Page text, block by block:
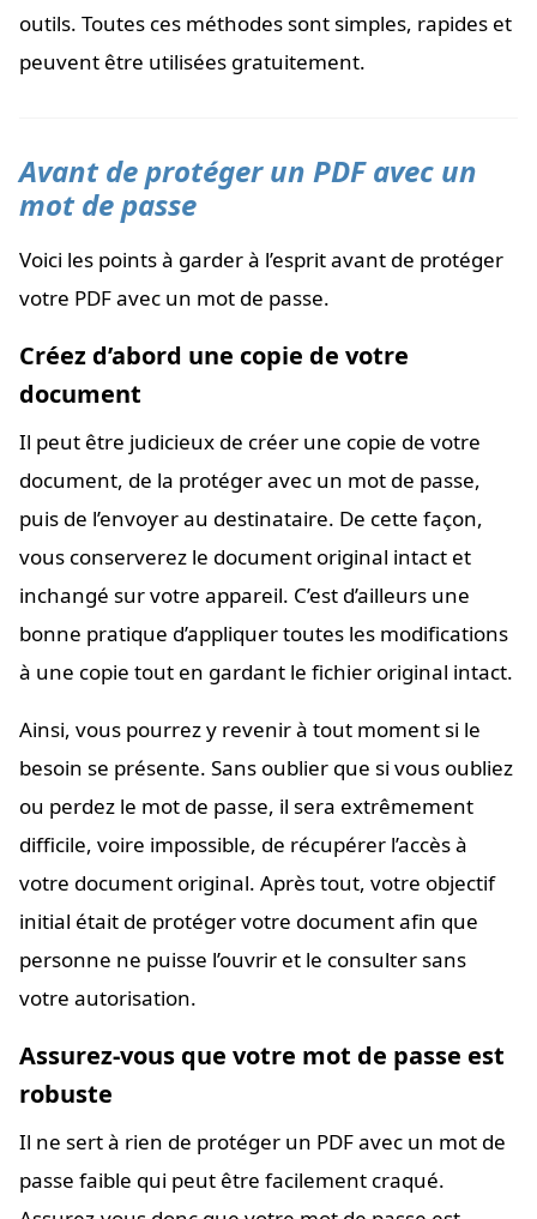
outils. Toutes ces méthodes sont simples, rapides et
peuvent être utilisées gratuitement.
Avant de protéger un PDF avec un
mot de passe
Voici les points à garder à l’esprit avant de protéger
votre PDF avec un mot de passe.
Créez d’abord une copie de votre
document
Il peut être judicieux de créer une copie de votre
document, de la protéger avec un mot de passe,
puis de l’envoyer au destinataire. De cette façon,
vous conserverez le document original intact et
inchangé sur votre appareil. C’est d’ailleurs une
bonne pratique d’appliquer toutes les modifications
à une copie tout en gardant le fichier original intact.
Ainsi, vous pourrez y revenir à tout moment si le
besoin se présente. Sans oublier que si vous oubliez
ou perdez le mot de passe, il sera extrêmement
difficile, voire impossible, de récupérer l’accès à
votre document original. Après tout, votre objectif
initial était de protéger votre document afin que
personne ne puisse l’ouvrir et le consulter sans
votre autorisation.
Assurez-vous que votre mot de passe est
robuste
Il ne sert à rien de protéger un PDF avec un mot de
passe faible qui peut être facilement craqué.